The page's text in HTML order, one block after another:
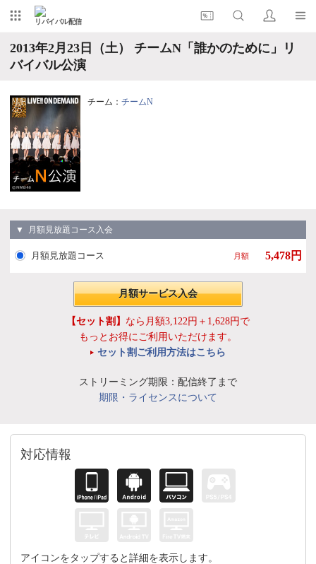
リバイバル配信
2013年2月23日（土） チームN「誰かのために」リ
バイバル公演
チーム： チームN
▼ 月額見放題コース入会
月額見放題コース 月額 5,478円
月額サービス入会
【セット割】 なら月額3,122円＋1,628円で
もっとお得にご利用いただけます。
セット割ご利用方法はこちら
ストリーミング期限：配信終了まで
期限・ライセンスについて
対応情報
アイコンをタップすると詳細を表示します。